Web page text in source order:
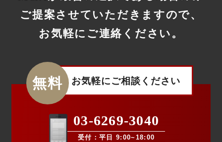
ご提案させていただきますので、
お気軽にご連絡ください。
無料 お気軽にご相談ください
03-6269-3040
受付：平日 9:00~18:00